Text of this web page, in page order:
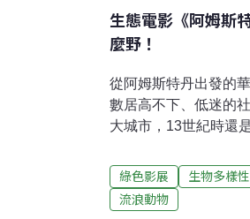
生態電影《阿姆斯
麼野！
從阿姆斯特丹出發的
數居高不下、低迷的
大城市，13世紀時還
特丹為主題的生態電
具包容力的城市「狂
目睹一隻巨大的溝鼠
綠色影展 生物多樣性
流浪動物